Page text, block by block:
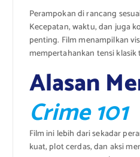
Perampokan di rancang
Kecepatan, waktu, dan juga
penting. Film menampilkan
mempertahankan tensi
Alasan
Crime 101
Film ini lebih dari sekadar
kuat, plot cerdas, dan aksi